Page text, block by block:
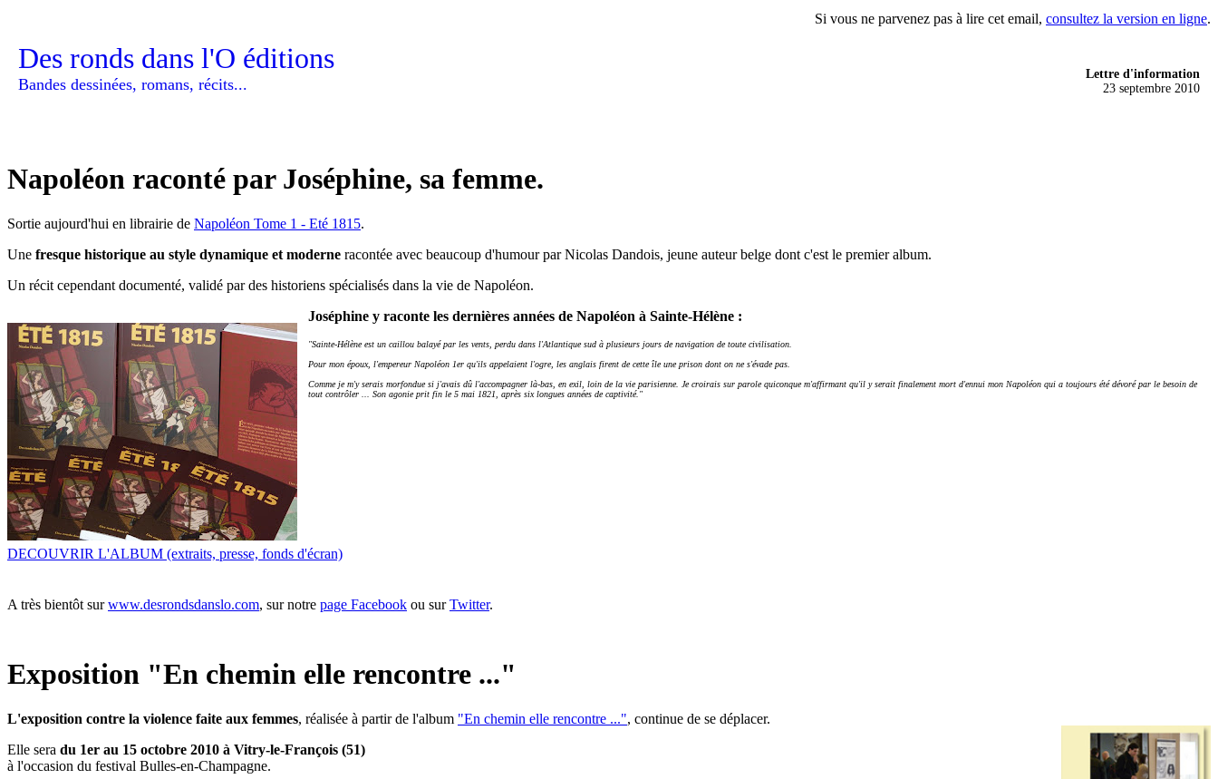
Si vous ne parvenez pas à lire cet email, consultez la version en ligne.
Lettre d'information
23 septembre 2010
Des ronds dans l'O éditions
Bandes dessinées, romans, récits...
Napoléon raconté par Joséphine, sa femme.
Sortie aujourd'hui en librairie de Napoléon Tome 1 - Eté 1815.
Une fresque historique au style dynamique et moderne racontée avec beaucoup d'humour par Nicolas Dandois, jeune auteur belge dont c'est le premier album.
Un récit cependant documenté, validé par des historiens spécialisés dans la vie de Napoléon.
Joséphine y raconte les dernières années de Napoléon à Sainte-Hélène :
"Sainte-Hélène est un caillou balayé par les vents, perdu dans l'Atlantique sud à plusieurs jours de navigation de toute civilisation.
Pour mon époux, l'empereur Napoléon 1er qu'ils appelaient l'ogre, les anglais firent de cette île une prison dont on ne s'évade pas.
Comme je m'y serais morfondue si j'avais dû l'accompagner là-bas, en exil, loin de la vie parisienne. Je croirais sur parole quiconque m'affirmant qu'il y serait finalement mort d'ennui mon Napoléon qui a toujours été dévoré par le besoin de
tout contrôler ... Son agonie prit fin le 5 mai 1821, après six longues années de captivité."
DECOUVRIR L'ALBUM (extraits, presse, fonds d'écran)
A très bientôt surwww.desrondsdanslo.com, sur notre page Facebook ou surTwitter.
Exposition "En chemin elle rencontre ..."
L'exposition contre la violence faite aux femmes, réalisée à partir de l'album "En chemin elle rencontre ...", continue de se déplacer.
Elle sera du 1er au 15 octobre 2010 à Vitry-le-François (51)
à l'occasion du festival Bulles-en-Champagne.